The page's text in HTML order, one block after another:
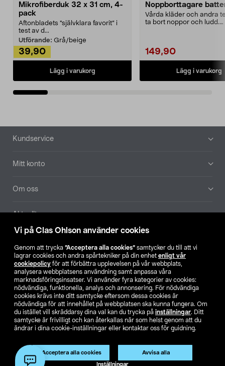
Vi på Clas Ohlson använder cookies
Genom att trycka ”Acceptera alla cookies” samtycker du till att vi
lagrar cookies och andra spårtekniker på din enhet enligt vår
cookiepolicy för att förbättra upplevelsen på vår webbplats,
analysera webbplatsens användning samt anpassa våra
marknadsföringsinsatser. Vi använder fyra kategorier av cookies:
nödvändiga, funktionella, analys och annonsering. För nödvändiga
cookies krävs inte ditt samtycke eftersom dessa cookies är
nödvändiga för att innehållet på webbplatsen ska kunna fungera. Om
du istället vill skräddarsy dina val kan du trycka på inställningar. Ditt
samtycke är frivilligt och kan återkallas när som helst genom att du
ändrar i dina cookie-inställningar eller kontaktar oss för guidning.
Acceptera alla cookies Avvisa alla
Inställningar
Mikrofiberduk 32 x 31 cm, 4-
pack
Aftonbladets "självklara favorit” i
test av d...
Utförande: Grå/beige
39,90
Lägg i varukorg
Noppborttagare
Vårda kläder och andra
ta bort noppor och ludd.
149,90
Lägg i varukorg
Sidfot
Kundservice
Mitt konto
Om oss
Aktuellt
Hitta butik
SE NO FI
Köpvillkor Privacy statement Klubbvillkor
För företag